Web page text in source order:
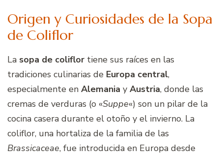
Origen y Curiosidades de la Sopa
de Coliflor
La sopa de coliflor tiene sus raíces en las
tradiciones culinarias de Europa central,
especialmente en Alemania y Austria, donde las
cremas de verduras (o «Suppe«) son un pilar de la
cocina casera durante el otoño y el invierno. La
coliflor, una hortaliza de la familia de las
Brassicaceae, fue introducida en Europa desde